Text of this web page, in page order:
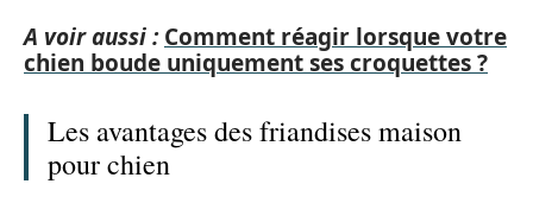
A voir aussi : Comment réagir lorsque votre
chien boude uniquement ses croquettes ?
Les avantages des friandises maison
pour chien